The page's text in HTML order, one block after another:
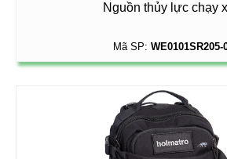
Nguồn thủy lực chạy
Mã SP: WE0101SR205-